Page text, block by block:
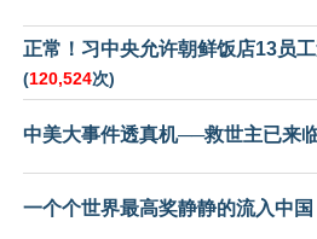
正常！习中央允许朝鲜饭店13员
(120,524次)
中美大事件透真机──救世主已来
一个个世界最高奖静静的流入中国